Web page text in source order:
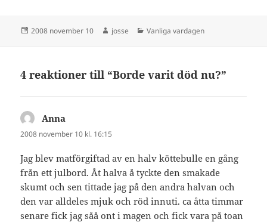
Postat
2008 november 10 Författare
josse Kategorier
Vanliga vardagen
4 reaktioner till “Borde varit död nu?”
Anna
2008 november 10 kl. 16:15
Jag blev matförgiftad av en halv köttebulle en gång
från ett julbord. Åt halva å tyckte den smakade
skumt och sen tittade jag på den andra halvan och
den var alldeles mjuk och röd innuti. ca åtta timmar
senare fick jag såå ont i magen och fick vara på toan